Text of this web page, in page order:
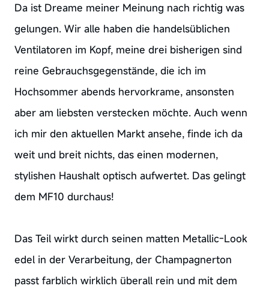
Da ist Dreame meiner Meinung nach richtig was
gelungen. Wir alle haben die handelsüblichen
Ventilatoren im Kopf, meine drei bisherigen sind
reine Gebrauchsgegenstände, die ich im
Hochsommer abends hervorkrame, ansonsten
aber am liebsten verstecken möchte. Auch wenn
ich mir den aktuellen Markt ansehe, finde ich da
weit und breit nichts, das einen modernen,
stylishen Haushalt optisch aufwertet. Das gelingt
dem MF10 durchaus!
Das Teil wirkt durch seinen matten Metallic-Look
edel in der Verarbeitung, der Champagnerton
passt farblich wirklich überall rein und mit dem